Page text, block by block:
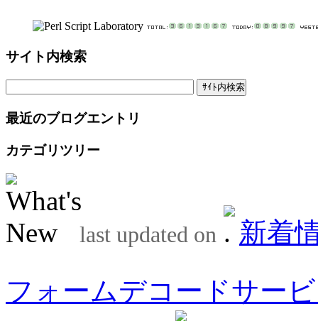
サイト内検索
最近のブログエントリ
カテゴリツリー
last updated on
新着
フォームデコードサー